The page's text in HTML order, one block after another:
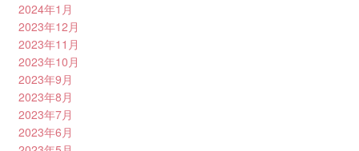
2024年1月
2023年12月
2023年11月
2023年10月
2023年9月
2023年8月
2023年7月
2023年6月